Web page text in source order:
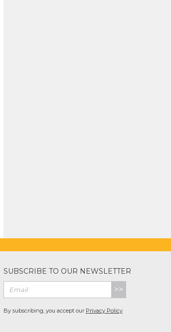
SUBSCRIBE TO OUR NEWSLETTER
>>
By subscribing, you accept our Privacy Policy